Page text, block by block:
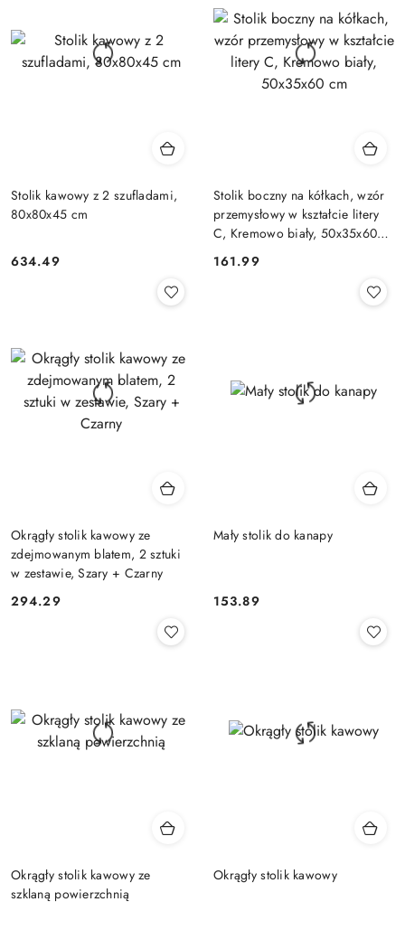
Stolik kawowy z 2 szufladami,
80x80x45 cm
Cena:
634.49
Stolik boczny na kółkach, wzór
przemysłowy w kształcie litery
C, Kremowo biały, 50x35x60
Cena:
161.99
Okrągły stolik kawowy ze
zdejmowanym blatem, 2 sztuki
w zestawie, Szary + Czarny
Cena:
294.29
Mały stolik do kanapy
Cena:
153.89
Okrągły stolik kawowy ze
szklaną powierzchnią
Okrągły stolik kawowy